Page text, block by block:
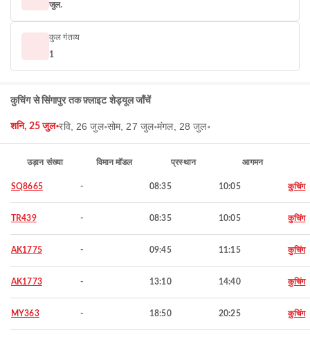
जुल.
कुल गंतव्य
1
कुचिंग से सिंगापुर तक फ़्लाइट शेड्यूल जाँचें
शनि, 25 जुल॰रवि, 26 जुल॰सोम, 27 जुल॰मंगल, 28 जुल॰
उड़ान संख्या विमान मॉडल प्रस्थान आगमन
SQ8665 - 08:35 10:05 कुचिंग
TR439 - 08:35 10:05 कुचिंग
AK1775 - 09:45 11:15 कुचिंग
AK1773 - 13:10 14:40 कुचिंग
MY363 - 18:50 20:25 कुचिंग